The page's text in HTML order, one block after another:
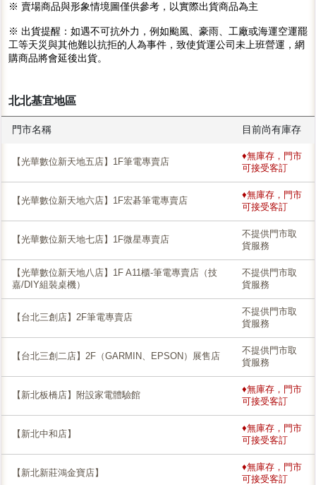
※ 賣場商品與形象情境圖僅供參考，以實際出貨商品為主
※ 出貨提醒：如遇不可抗外力，例如颱風、豪雨、工廠或海運空運罷
工等天災與其他難以抗拒的人為事件，致使貨運公司未上班營運，網
購商品將會延後出貨。
北北基宜地區
門市名稱 目前尚有庫存
【光華數位新天地五店】1F筆電專賣店
♦無庫存，門市
可接受客訂
【光華數位新天地六店】1F宏碁筆電專賣店
♦無庫存，門市
可接受客訂
【光華數位新天地七店】1F微星專賣店
不提供門市取
貨服務
【光華數位新天地八店】1F A11櫃-筆電專賣店（技
嘉/DIY組裝桌機）
不提供門市取
貨服務
【台北三創店】2F筆電專賣店
不提供門市取
貨服務
【台北三創二店】2F（GARMIN、EPSON）展售店
不提供門市取
貨服務
【新北板橋店】附設家電體驗館
♦無庫存，門市
可接受客訂
【新北中和店】
♦無庫存，門市
可接受客訂
【新北新莊鴻金寶店】
♦無庫存，門市
可接受客訂